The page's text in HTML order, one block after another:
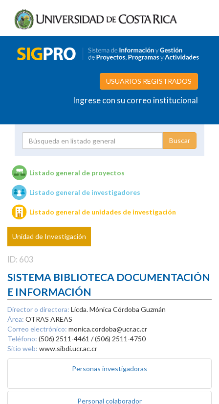
USUARIOS REGISTRADOS
Ingrese con su correo institucional
Unidades de investigación
Listado general de proyectos
Listado general de investigadores
Listado general de unidades de investigación
Unidad de Investigación
ID: 603
SISTEMA BIBLIOTECA DOCUMENTACIÓN
E INFORMACIÓN
Director o directora: Licda. Mónica Córdoba Guzmán
Área: OTRAS AREAS
Correo electrónico: monica.cordoba@ucr.ac.cr
Teléfono: (506) 2511-4461 / (506) 2511-4750
Sitio web: www.sibdi.ucr.ac.cr
Personas investigadoras
Personal colaborador